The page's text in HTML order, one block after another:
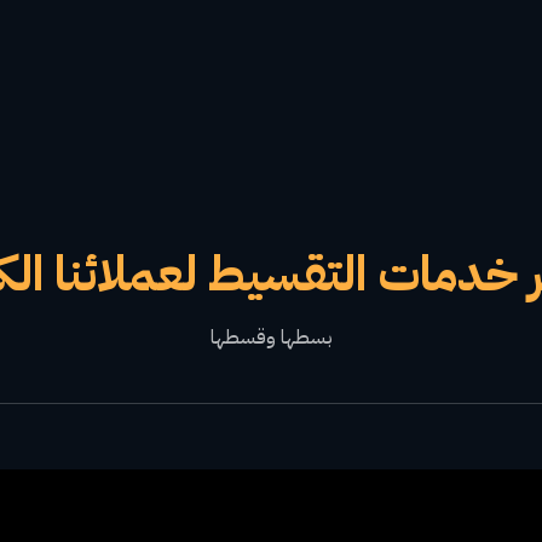
خدمات التقسيط لعملائنا
بسطها وقسطها